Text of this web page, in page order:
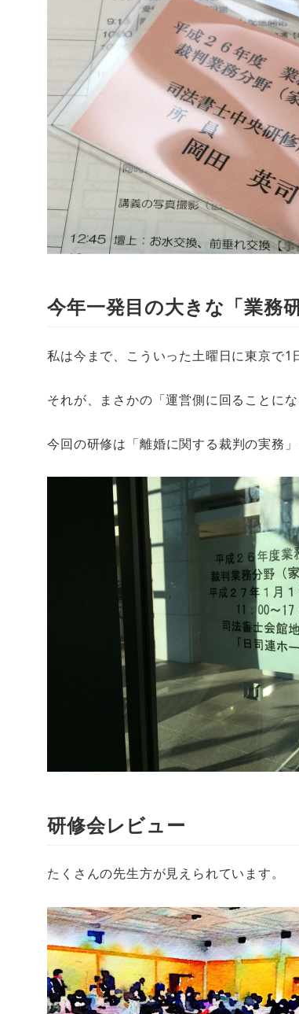
今年一発目の大きな「業務
私は今まで、こういった土曜日に東京で1
それが、まさかの「運営側に回ることに
今回の研修は 「離婚に関する裁判の実務
研修会レビュー
たくさんの先生方が見えられています。